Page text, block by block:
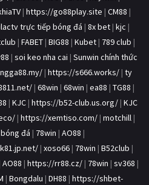
| https://go88play.site | CM88 |
trực tiếp bóng đá | 8x bet | kjc |
| FABET | BIG88 | Kubet | 789 club |
| soi keo nha cai | Sunwin chính thức
| https://s666.works/ | ty
| 68win | 68win | ea88 | TG88 |
| KJC | https://b52-club.us.org/ | KJC
| https://xemtiso.com/ | motchill |
đá | 78win | AO88 |
| xoso66 | 78win | B52club |
AO88 | https://rr88.cz/ | 78win | sv368 |
| Bongdalu | DH88 | https://shbet-